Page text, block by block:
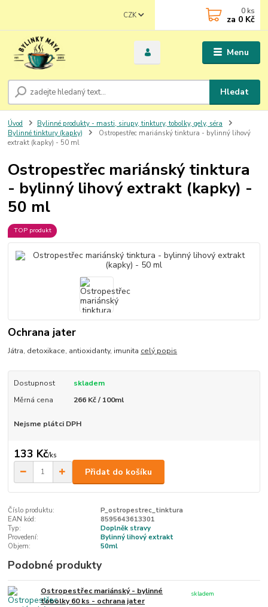
Menu
CZK
Hledat
0 ks
za 0 Kč
Úvod
Bylinné produkty - masti, sirupy, tinktury, tobolky, gely, séra
Bylinné tinktury (kapky)
Ostropestřec mariánský tinktura - bylinný lihový
extrakt (kapky) - 50 ml
Ostropestřec mariánský tinktura
- bylinný lihový extrakt (kapky) -
50 ml
TOP produkt
Ochrana jater
Játra, detoxikace, antioxidanty, imunita celý popis
Dostupnost
skladem
Měrná cena
266 Kč / 100ml
Nejsme plátci DPH
133 Kč/ks
Přidat do košíku
Číslo produktu:
P_ostropestrec_tinktura
EAN kód:
8595643613301
Typ:
Doplněk stravy
Provedení:
Bylinný lihový extrakt
Objem:
50ml
Podobné produkty
Ostropestřec mariánský - bylinné
tobolky 60 ks - ochrana jater
skladem